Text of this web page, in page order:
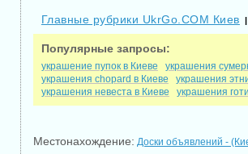
Главные рубрики UkrGo.COM Киев |
Популярные запросы:
украшение пупок в Киеве украшения
украшения chopard в Киеве
украшения
украшения невеста в Киеве
украшения
Местонахождение: Доски объявлений -